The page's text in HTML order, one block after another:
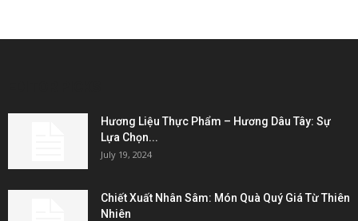
Hương Liệu Thực Phẩm – Hương Dâu Tây: Sự
Lựa Chọn...
July 19, 2024
Chiết Xuất Nhân Sâm: Món Quà Quý Giá Từ Thiên
Nhiên